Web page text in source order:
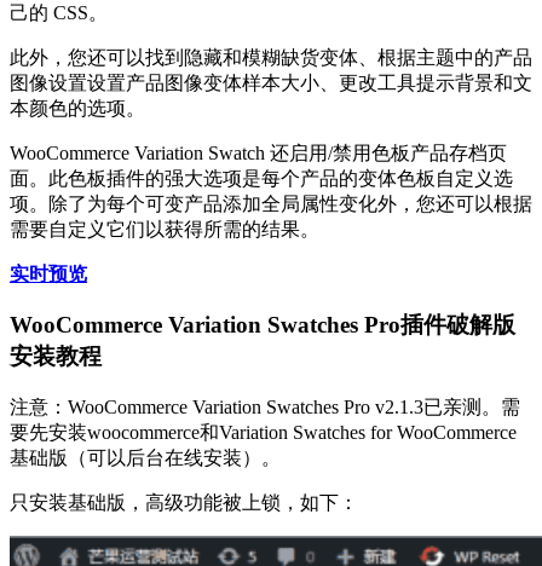
己的 CSS。
此外，您还可以找到隐藏和模糊缺货变体、根据主题中的产品
图像设置设置产品图像变体样本大小、更改工具提示背景和文
本颜色的选项。
WooCommerce Variation Swatch 还启用/禁用色板产品存档页
面。此色板插件的强大选项是每个产品的变体色板自定义选
项。除了为每个可变产品添加全局属性变化外，您还可以根据
需要自定义它们以获得所需的结果。
实时预览
WooCommerce Variation Swatches Pro插件破解版
安装教程
注意：WooCommerce Variation Swatches Pro v2.1.3已亲测。需
要先安装woocommerce和Variation Swatches for WooCommerce
基础版（可以后台在线安装）。
只安装基础版，高级功能被上锁，如下：